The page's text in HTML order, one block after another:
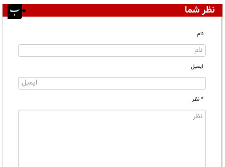
نظر شما
نام
ایمیل
* نظر